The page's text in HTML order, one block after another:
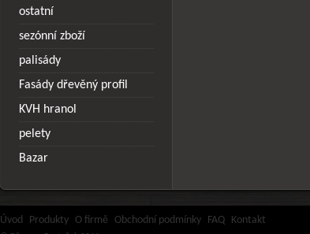
ostatní
sezónní zboží
palisády
Fasády dřevěný profil
KVH hranol
pelety
Bazar
Úvod Produkty O firmě Obchodní podmínky FAQ Kontakt